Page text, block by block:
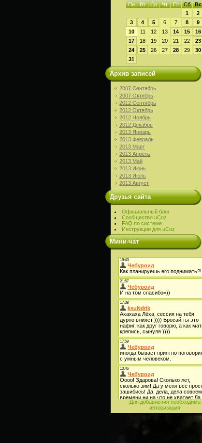
Пн
Вт Ср Чт Пт Сб
Вс
1
2
3
4 5 6 7 8
9
10
11 12 13 14 15
16
17
18 19 20 21 22
23
24
25 26 27 28 29
30
31
Архив записей
2007 Сентябрь
2007 Октябрь
2012 Сентябрь
2012 Октябрь
2012 Ноябрь
2012 Декабрь
2013 Январь
2013 Февраль
2013 Март
2013 Апрель
2013 Май
2013 Июнь
2013 Июль
2013 Август
Друзья сайта
Официальный блог
Сообщество uCoz
FAQ по системе
Инструкции для uCoz
Мини-чат
Для добавления необходима
авторизация